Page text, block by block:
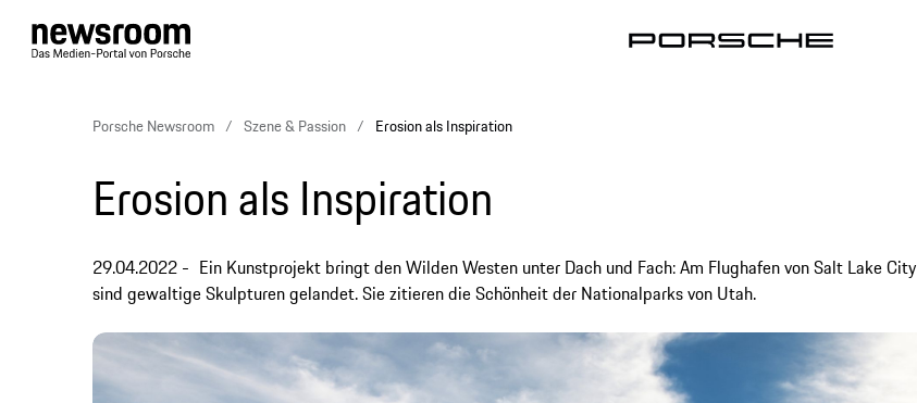
Porsche Newsroom Szene & Passion Erosion als Inspiration
Erosion als Inspiration
29.04.2022
Ein Kunstprojekt bringt den Wilden Westen unter Dach und Fach: Am Flughafen von Salt Lake City
sind gewaltige Skulpturen gelandet. Sie zitieren die Schönheit der Nationalparks von Utah.